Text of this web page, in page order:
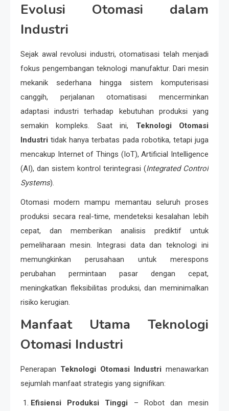
Evolusi Otomasi dalam
Industri
Sejak awal revolusi industri, otomatisasi telah menjadi
fokus pengembangan teknologi manufaktur. Dari mesin
mekanik sederhana hingga sistem komputerisasi
canggih, perjalanan otomatisasi mencerminkan
adaptasi industri terhadap kebutuhan produksi yang
semakin kompleks. Saat ini, Teknologi Otomasi
Industri tidak hanya terbatas pada robotika, tetapi juga
mencakup Internet of Things (IoT), Artificial Intelligence
(AI), dan sistem kontrol terintegrasi (Integrated Control
Systems).
Otomasi modern mampu memantau seluruh proses
produksi secara real-time, mendeteksi kesalahan lebih
cepat, dan memberikan analisis prediktif untuk
pemeliharaan mesin. Integrasi data dan teknologi ini
memungkinkan perusahaan untuk merespons
perubahan permintaan pasar dengan cepat,
meningkatkan fleksibilitas produksi, dan meminimalkan
risiko kerugian.
Manfaat Utama Teknologi
Otomasi Industri
Penerapan Teknologi Otomasi Industri menawarkan
sejumlah manfaat strategis yang signifikan:
Efisiensi Produksi Tinggi – Robot dan mesin